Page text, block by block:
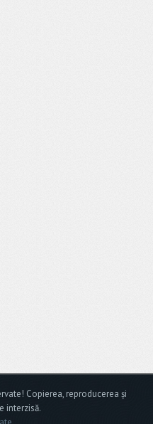
Copierea, reproducerea și
interzisă.